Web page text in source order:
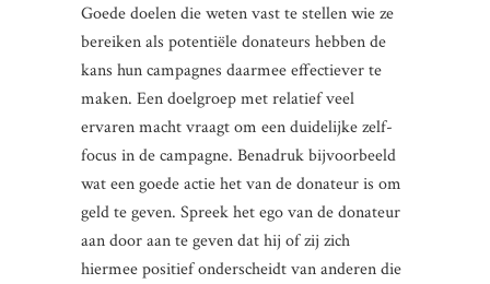
Goede doelen die weten vast te stellen wie ze
bereiken als potentiële donateurs hebben de
kans hun campagnes daarmee effectiever te
maken. Een doelgroep met relatief veel
ervaren macht vraagt om een duidelijke zelf-
focus in de campagne. Benadruk bijvoorbeeld
wat een goede actie het van de donateur is om
geld te geven. Spreek het ego van de donateur
aan door aan te geven dat hij of zij zich
hiermee positief onderscheidt van anderen die